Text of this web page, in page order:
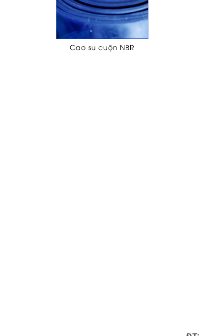
Cao su cuộn NBR